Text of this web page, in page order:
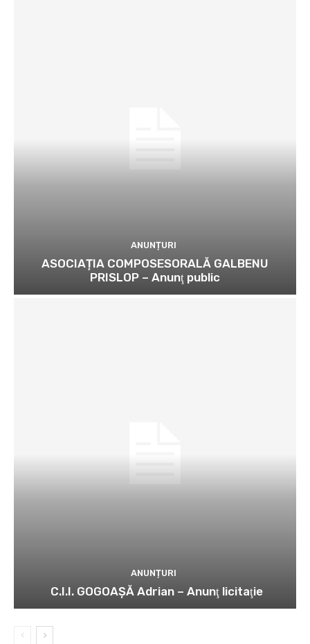
ANUNȚURI
ASOCIAȚIA COMPOSESORALĂ GALBENU
PRISLOP – Anunţ public
ANUNȚURI
C.I.I. GOGOAŞĂ Adrian – Anunţ licitaţie